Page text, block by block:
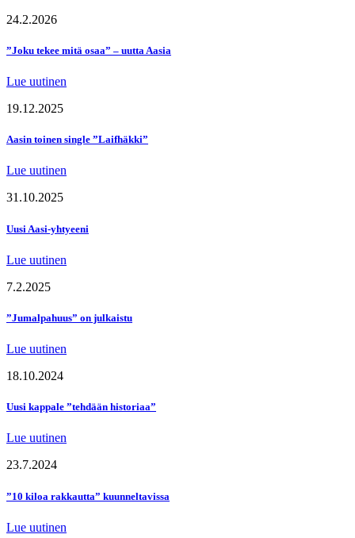
24.2.2026
”Joku tekee mitä osaa” – uutta Aasia
Lue uutinen
19.12.2025
Aasin toinen single ”Laifhäkki”
Lue uutinen
31.10.2025
Uusi Aasi-yhtyeeni
Lue uutinen
7.2.2025
”Jumalpahuus” on julkaistu
Lue uutinen
18.10.2024
Uusi kappale ”tehdään historiaa”
Lue uutinen
23.7.2024
”10 kiloa rakkautta” kuunneltavissa
Lue uutinen